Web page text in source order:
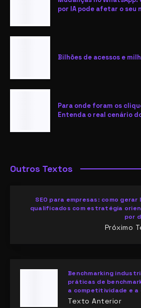
por IA pode afetar o seu
Bilhões de acessos e
Para onde foram os
Entenda o real cenário do
Outros Textos
SEO para empresas: como gerar
qualificados com estratégia
por
Próximo
Benchmarking
práticas de
a competitividade e
Texto Anterior